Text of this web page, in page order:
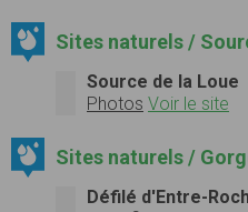
Sites naturels /
Source de la Loue
Photos Voir le site
Sites naturels /
Défilé d'Entre-